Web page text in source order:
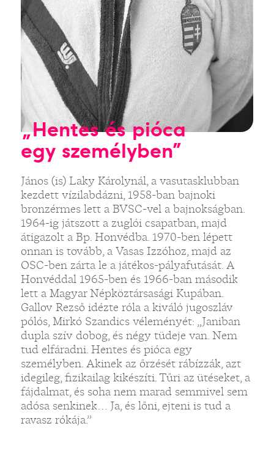
„Hentes és pióca
egy személyben”
János (is) Laky Károlynál, a vasutasklubban
kezdett vízilabdázni, 1958-ban bajnoki
bronzérmes lett a BVSC-vel a bajnokságban.
1964-ig játszott a zuglói csapatban, majd
átigazolt a Bp. Honvédba. 1970-ben lépett
onnan is tovább, a Vasas Izzóhoz, majd az
OSC-ben zárta le a játékos-pályafutását. A
Honvéddal 1965-ben és 1966-ban második
lett a Magyar Népköztársasági Kupában.
Gallov Rezső idézte róla a kiváló jugoszláv
pólós, Mirkó Szandics véleményét: „Janiban
dupla szív dobog, és négy tüdeje van. Nem
tud elfáradni. Hentes és pióca egy
személyben. Akinek az őrzését rábízzák, azt
idegileg, fizikailag kikészíti. Tűri az ütéseket, a
fájdalmat, és soha nem marad semmivel sem
adósa senkinek… Ja, és lőni, ejteni is tud a
ravasz rókája.”